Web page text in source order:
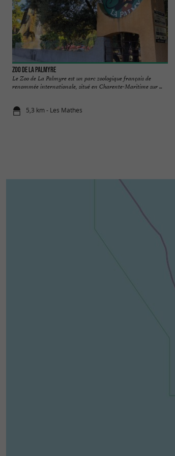
Zoo de la Palmyre
Le Zoo de La Palmyre est un parc zoologique français de
renommée internationale, situé en Charente-Maritime sur ...
5,3 km - Les Mathes